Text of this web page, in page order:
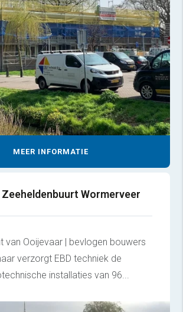
MEER INFORMATIE
Wormerveer
van Ooijevaar | bevlogen bouwers
verzorgt EBD techniek de
installaties van 96...